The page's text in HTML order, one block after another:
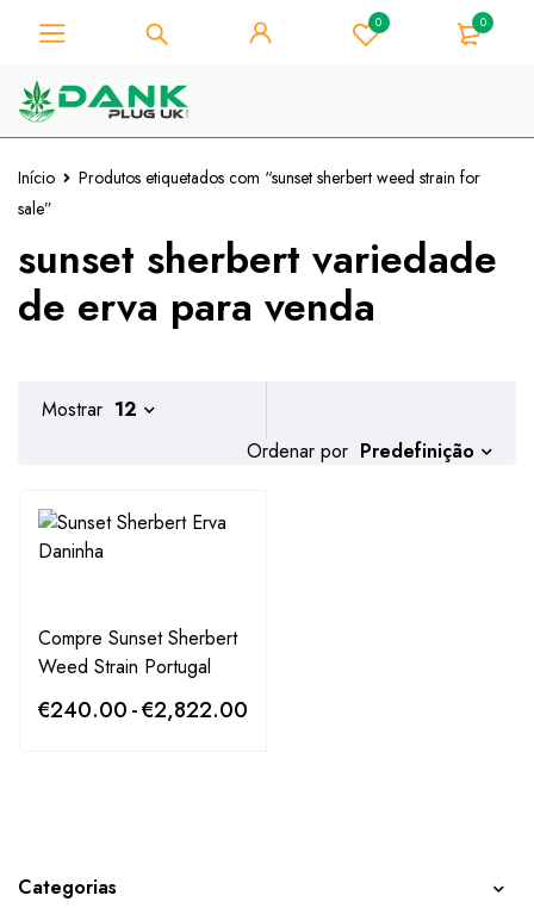
0 0
Início
Produtos etiquetados com “sunset sherbert weed strain for
sale”
sunset sherbert variedade
de erva para venda
Categorias
Ordenar por Predefinição
Mostrar 12
Compre Sunset Sherbert
Weed Strain Portugal
€240.00-€2,822.00
Para os amantes de ervas
daninhas - Obtenha o desconto
instantâneo 10% em cada compra
- Código de cupão "WELCOME10"